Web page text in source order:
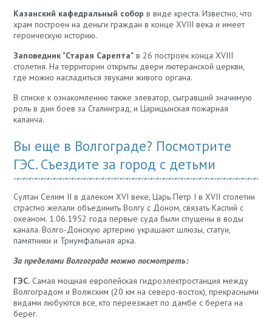
Казанский кафедральный собор в виде креста. Известно, что
храм построен на деньги граждан в конце XVIII века и имеет
героическую историю.
Заповедник "Старая Сарепта"в 26 построек конца XVIII
столетия. На территории открыты двери лютеранской церкви,
где можно насладиться звуками живого органа.
В списке к ознакомлению также элеватор, сыгравший значимую
роль в дни боев за Сталинград, и Царицынская пожарная
каланча.
Вы еще в Волгограде? Посмотрите
ГЭС. Съездите за город с детьми
Султан Селим II в далеком XVI веке, Царь Петр I в XVII столетии
страстно желали объединить Волгу с Доном, связать Каспий с
океаном. 1.06.1952 года первые суда были спущены в воды
канала. Волго-Донскую артерию украшают шлюзы, статуи,
памятники и Триумфальная арка.
За пределами Волгограда можно посмотреть:
ГЭС.Самая мощная европейская гидроэлектростанция между
Волгоградом и Волжским (20 км на северо-восток), прекрасными
видами любуются все, кто переезжает по дамбе с берега на
берег.